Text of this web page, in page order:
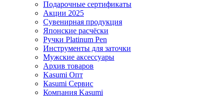
Подарочные сертификаты
Акции 2025
Сувенирная продукция
Японские расчёски
Ручки Platinum Pen
Инструменты для заточки
Мужские аксессуары
Архив товаров
Kasumi Опт
Кasumi Сервис
Компания Kasumi